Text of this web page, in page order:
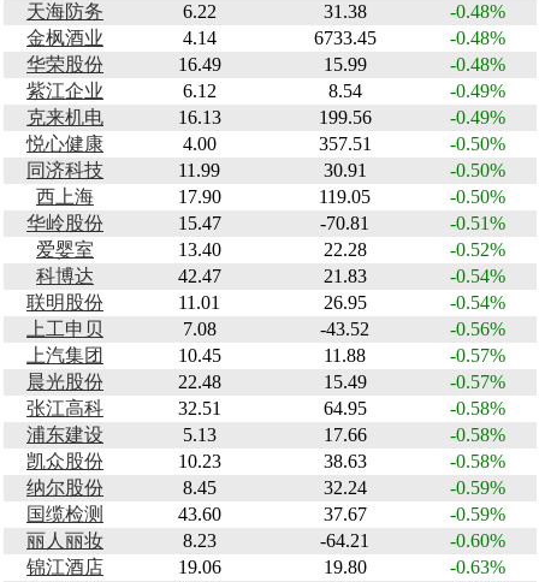
天海防务
6.22 31.38
-0.48%
金枫酒业
4.14 6733.45
-0.48%
华荣股份
16.49 15.99
-0.48%
紫江企业
6.12 8.54
-0.49%
克来机电
16.13 199.56
-0.49%
悦心健康
4.00 357.51
-0.50%
同济科技
11.99 30.91
-0.50%
西上海
17.90 119.05
-0.50%
华岭股份
15.47 -70.81
-0.51%
爱婴室
13.40 22.28
-0.52%
科博达
42.47 21.83
-0.54%
联明股份
11.01 26.95
-0.54%
上工申贝
7.08 -43.52
-0.56%
上汽集团
10.45 11.88
-0.57%
晨光股份
22.48 15.49
-0.57%
张江高科
32.51 64.95
-0.58%
浦东建设
5.13 17.66
-0.58%
凯众股份
10.23 38.63
-0.58%
纳尔股份
8.45 32.24
-0.59%
国缆检测
43.60 37.67
-0.59%
丽人丽妆
8.23 -64.21
-0.60%
锦江酒店
19.06 19.80
-0.63%